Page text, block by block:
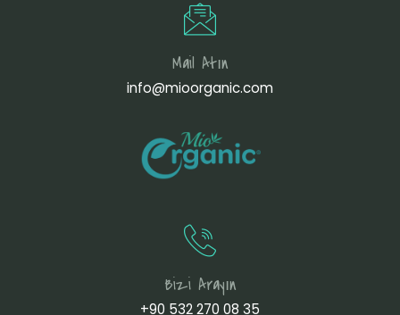
Mail Atın
info@mioorganic.com
Bizi Arayın
+90 532 270 08 35